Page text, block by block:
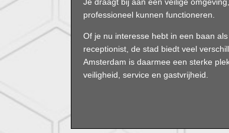
Je draagt bij aan een veilige
professioneel kunnen functioneren.
Of je nu interesse hebt in een baan
receptionist, de stad biedt veel
Amsterdam is daarmee een sterke
veiligheid, service en gastvrijheid.